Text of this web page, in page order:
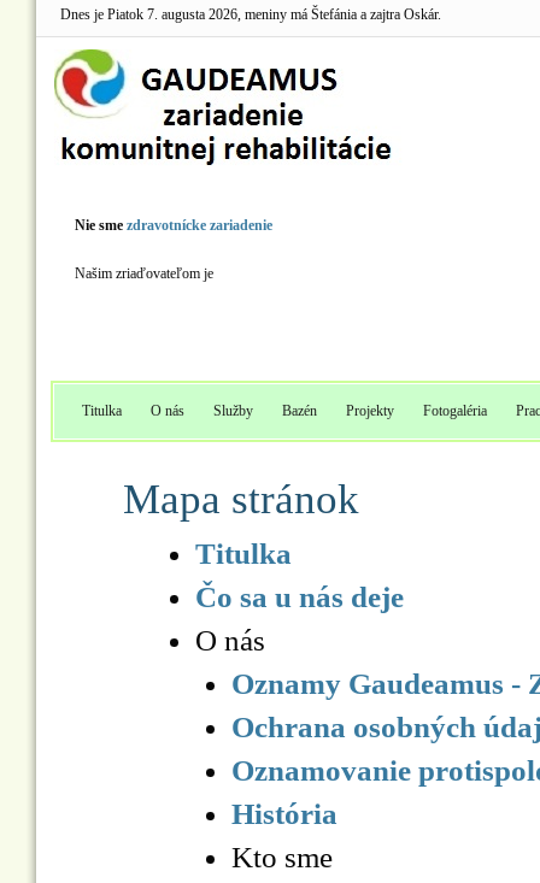
Dnes je Piatok 7. augusta 2026, meniny má Štefánia a zajtra Oskár.
Nie sme zdravotnícke zariadenie
Našim zriaďovateľom je
Titulka O nás Služby Bazén Projekty Fotogaléria
Mapa stránok
Titulka
Čo sa u nás deje
O nás
Oznamy Gaudeamus -
Ochrana osobných
Oznamovanie
História
Kto sme